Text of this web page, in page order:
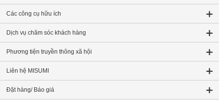
Các công cụ hữu ích
Dịch vụ chăm sóc khách hàng
Phương tiện truyền thông xã hội
Liên hệ MISUMI
Đặt hàng/ Báo giá